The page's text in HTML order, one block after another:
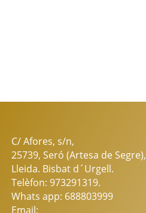
C/ Afores, s/n,
25739, Seró (Artesa de Segre),
Lleida. Bisbat d´Urgell.
Telèfon: 973291319.
Whats app: 688803999
Email: